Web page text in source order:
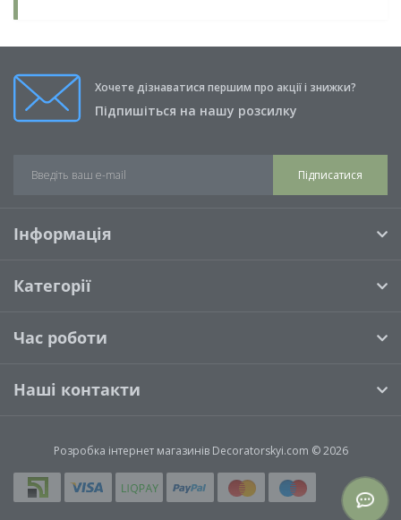
Хочете дізнаватися першим про акції і знижки?
Підпишіться на нашу розсилку
Підписатися
Інформація
Категорії
Час роботи
Наші контакти
Розробка інтернет магазинівDecoratorskyi.com © 2026